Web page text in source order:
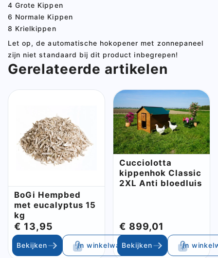
4 Grote Kippen
6 Normale Kippen
8 Krielkippen
Let op, de automatische hokopener met zonnepaneel
zijn niet standaard bij dit product inbegrepen!
Gerelateerde artikelen
BoGi Hempbed
met eucalyptus 15
kg
€ 13,95
Bekijken In winkelwagen
Cucciolotta
kippenhok Classic
2XL Anti bloedluis
€ 899,01
Bekijken In